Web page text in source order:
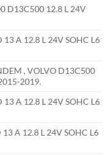
D13C500 12.8 L 24V
A 12.8 L 24V SOHC L6
, VOLVO D13C500
2019.
A 12.8 L 24V SOHC L6
A 12.8 L 24V SOHC L6